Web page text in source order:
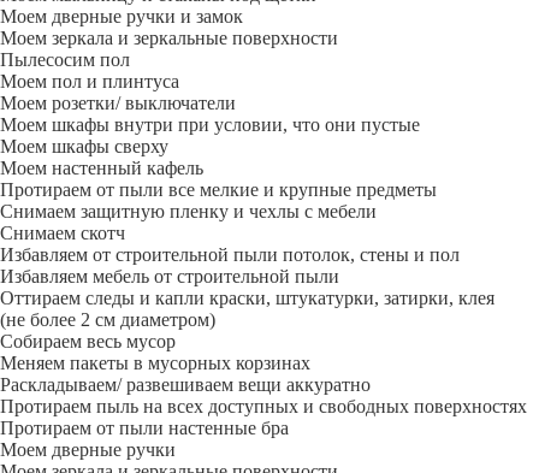
Моем дверные ручки и замок
Моем зеркала и зеркальные поверхности
Пылесосим пол
Моем пол и плинтуса
Моем розетки/ выключатели
Моем шкафы внутри при условии, что они пустые
Моем шкафы сверху
Моем настенный кафель
Протираем от пыли все мелкие и крупные предметы
Снимаем защитную пленку и чехлы с мебели
Снимаем скотч
Избавляем от строительной пыли потолок, стены и пол
Избавляем мебель от строительной пыли
Оттираем следы и капли краски, штукатурки, затирки, клея
(не более 2 см диаметром)
Собираем весь мусор
Меняем пакеты в мусорных корзинах
Раскладываем/ развешиваем вещи аккуратно
Протираем пыль на всех доступных и свободных поверхностях
Протираем от пыли настенные бра
Моем дверные ручки